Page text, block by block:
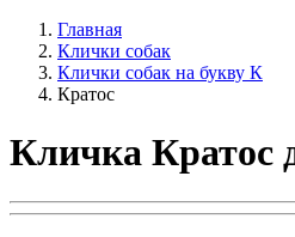
Главная
Клички собак
Клички собак на букву К
Кратос
Кличка Кратос